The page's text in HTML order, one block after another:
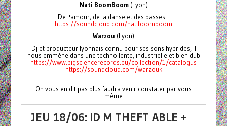
Nati BoomBoom(Lyon)
De l'amour, de la danse et des basses...
https://soundcloud.com/natiboomboom
Warzou (Lyon)
Dj et producteur lyonnais connu pour ses sons hybrides, il
nous emmène dans une techno lente, industrielle et bien dub
https://www.bigsciencerecords.eu/collection/1/catalogus
https://soundcloud.com/warzouk
On vous en dit pas plus faudra venir constater par vous
même
JEU 18/06: ID M THEFT ABLE +